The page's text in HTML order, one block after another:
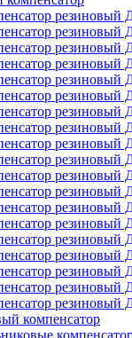
резиновый
резиновый
резиновый
резиновый
резиновый
резиновый
резиновый
резиновый
резиновый
резиновый
резиновый
резиновый
резиновый
резиновый
резиновый
резиновый
резиновый
резиновый
резиновый
компенсатор